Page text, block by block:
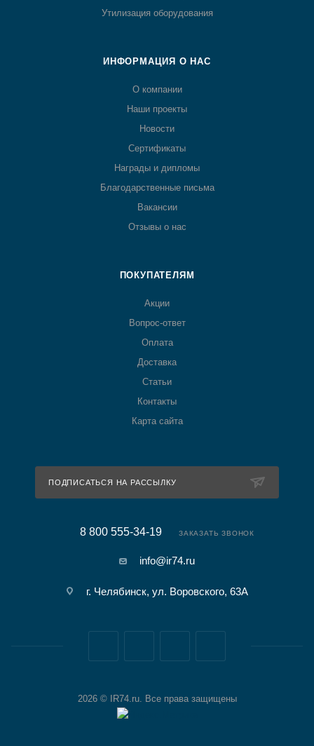
Утилизация оборудования
ИНФОРМАЦИЯ О НАС
О компании
Наши проекты
Новости
Сертификаты
Награды и дипломы
Благодарственные письма
Вакансии
Отзывы о нас
ПОКУПАТЕЛЯМ
Акции
Вопрос-ответ
Оплата
Доставка
Статьи
Контакты
Карта сайта
ПОДПИСАТЬСЯ НА РАССЫЛКУ
8 800 555-34-19 ЗАКАЗАТЬ ЗВОНОК
info@ir74.ru
г. Челябинск, ул. Воровского, 63А
2026 © IR74.ru. Все права защищены